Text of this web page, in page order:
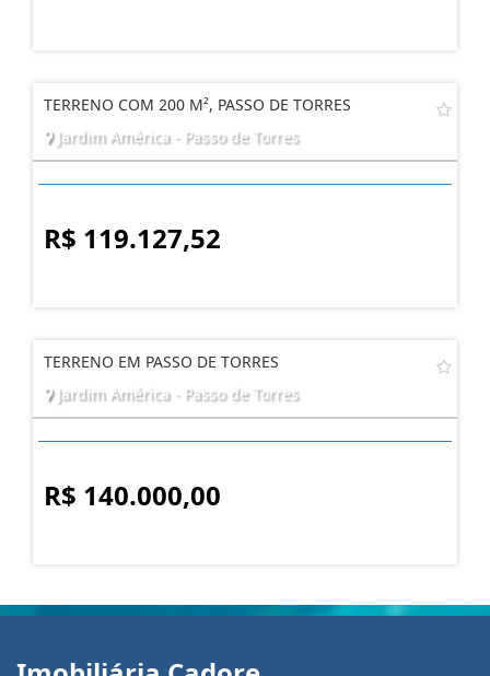
TERRENO COM 200 M², PASSO DE TORRES
Jardim América - Passo de Torres
R$ 119.127,52
TERRENO EM PASSO DE TORRES
Jardim América - Passo de Torres
R$ 140.000,00